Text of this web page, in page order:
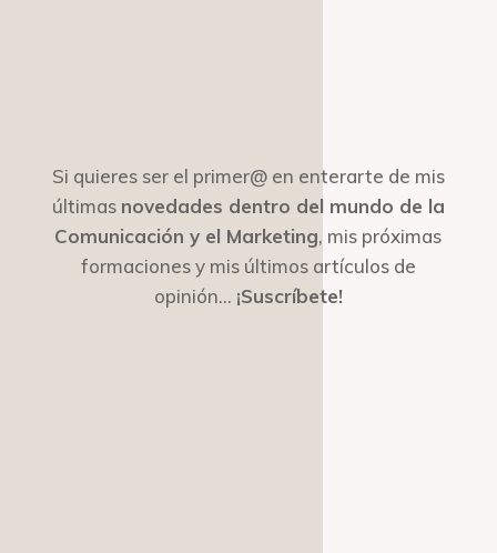
Si quieres ser el primer@ en enterarte de mis
últimas novedades dentro del mundo de la
Comunicación y el Marketing, mis próximas
formaciones y mis últimos artículos de
opinión… ¡Suscríbete!